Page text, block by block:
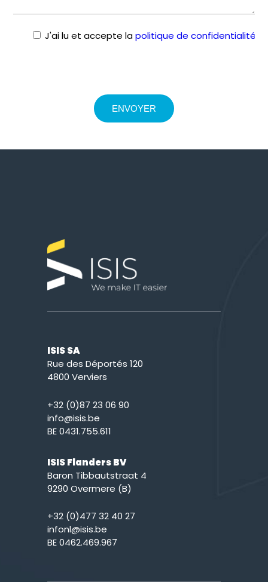
J'ai lu et accepte lapolitique de confidentialité
ISIS SA
Rue des Déportés 120
4800 Verviers
+32 (0)87 23 06 90
info@isis.be
BE 0431.755.611
ISIS Flanders BV
Baron Tibbautstraat 4
9290 Overmere (B)
+32 (0)477 32 40 27
infonl@isis.be
BE 0462.469.967